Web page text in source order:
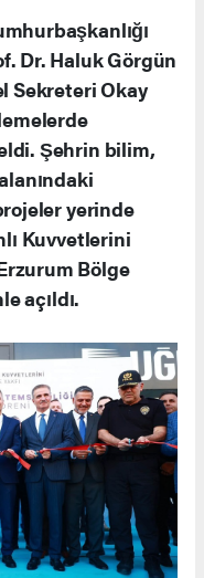
Dr. Haluk Görgün
Sekreteri Okay
Şehrin bilim,
yerinde
Kuvvetlerini
Bölge
açıldı.